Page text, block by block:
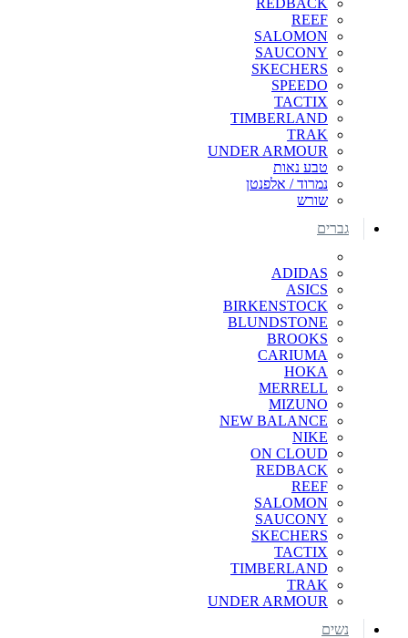
REEF
SALOMON
SAUCONY
SKECHERS
SPEEDO
TACTIX
TIMBERLAND
TRAK
UNDER ARMOUR
טבע נאות
נמרוד / אלפנטן
שורש
גברים
ADIDAS
ASICS
BIRKENSTOCK
BLUNDSTONE
BROOKS
CARIUMA
HOKA
MERRELL
MIZUNO
NEW BALANCE
NIKE
ON CLOUD
REDBACK
REEF
SALOMON
SAUCONY
SKECHERS
TACTIX
TIMBERLAND
TRAK
UNDER ARMOUR
נשים